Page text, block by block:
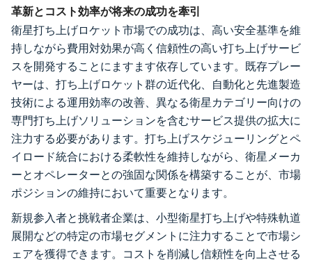
革新とコスト効率が将来の成功を牽引
衛星打ち上げロケット市場での成功は、高い安全基準を維
持しながら費用対効果が高く信頼性の高い打ち上げサービ
スを開発することにますます依存しています。既存プレー
ヤーは、打ち上げロケット群の近代化、自動化と先進製造
技術による運用効率の改善、異なる衛星カテゴリー向けの
専門打ち上げソリューションを含むサービス提供の拡大に
注力する必要があります。打ち上げスケジューリングとペ
イロード統合における柔軟性を維持しながら、衛星メーカ
ーとオペレーターとの強固な関係を構築することが、市場
ポジションの維持において重要となります。
新規参入者と挑戦者企業は、小型衛星打ち上げや特殊軌道
展開などの特定の市場セグメントに注力することで市場シ
ェアを獲得できます。コストを削減し信頼性を向上させる